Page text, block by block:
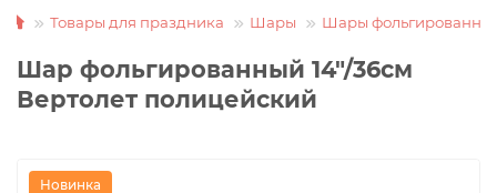
Товары для праздника Шары Шары
Шар фольгированный 14"/36см
Вертолет полицейский
Новинка